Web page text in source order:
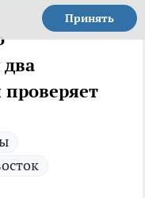
Принять
два